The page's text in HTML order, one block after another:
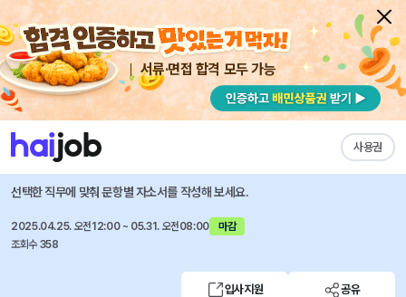
서류·면접 합격 모두 가능
사용권
채용공고 자소서 자유항목 자소서 내 작성목록
고운세상코스메틱
[닥터지] 정보전략팀 사내 IT 헬프데스크(계약직)
선택한 직무에 맞춰 문항별 자소서를 작성해 보세요.
2025.04.25. 오전12:00 ~ 05.31. 오전08:00
마감
조회수 358
입사지원 공유